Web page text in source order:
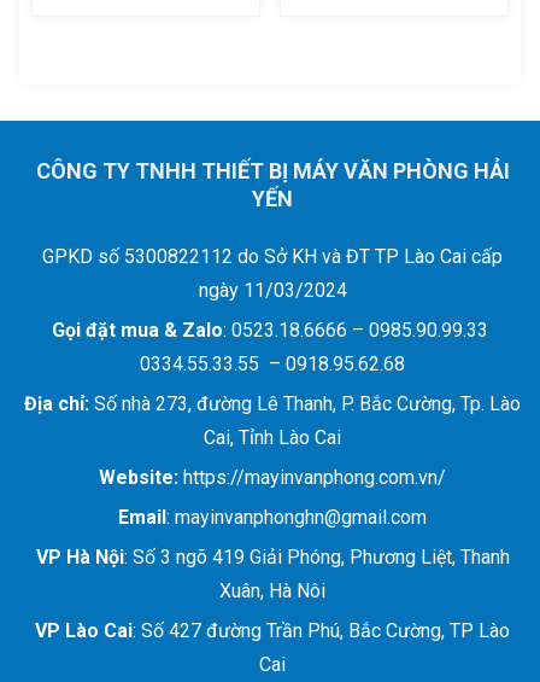
CÔNG TY TNHH THIẾT BỊ MÁY VĂN PHÒNG HẢI
YẾN
GPKD số 5300822112 do Sở KH và ĐT TP Lào Cai cấp
ngày 11/03/2024
Gọi đặt mua & Zalo: 0523.18.6666 – 0985.90.99.33
0334.55.33.55 – 0918.95.62.68
Địa chỉ: Số nhà 273, đường Lê Thanh, P. Bắc Cường, Tp. Lào
Cai, Tỉnh Lào Cai
Website: https://mayinvanphong.com.vn/
Email: mayinvanphonghn@gmail.com
VP Hà Nội: Số 3 ngõ 419 Giải Phóng, Phương Liệt, Thanh
Xuân, Hà Nôi
VP Lào Cai: Số 427 đường Trần Phú, Bắc Cường, TP Lào
Cai